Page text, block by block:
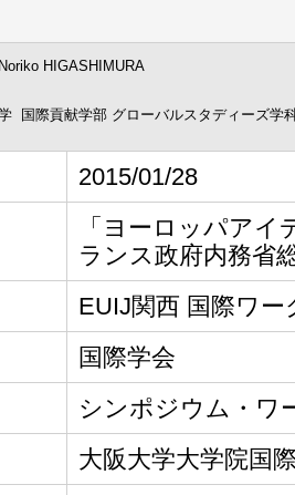
Noriko HIGASHIMURA
国際貢献学部 グローバルスタディーズ学
2015/01/28
「ヨーロッパアイ
ランス政府内務省
EUIJ関西 国際ワ
国際学会
シンポジウム・ワ
大阪大学大学院国